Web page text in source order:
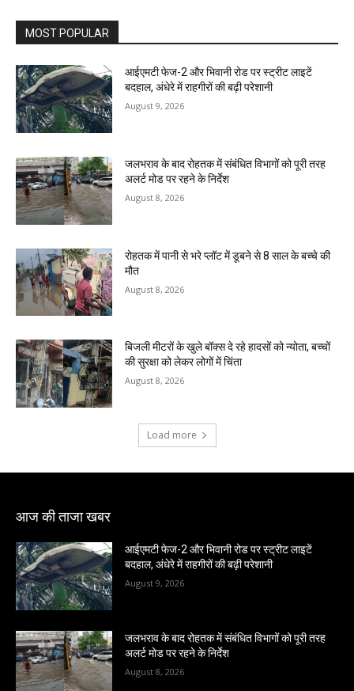
MOST POPULAR
आईएमटी फेज-2 और भिवानी रोड पर स्ट्रीट लाइटें
बदहाल, अंधेरे में राहगीरों की बढ़ी परेशानी
August 9, 2026
जलभराव के बाद रोहतक में संबंधित विभागों को पूरी तरह
अलर्ट मोड पर रहने के निर्देश
August 8, 2026
रोहतक में पानी से भरे प्लॉट में डूबने से 8 साल के बच्चे की
मौत
August 8, 2026
बिजली मीटरों के खुले बॉक्स दे रहे हादसों को न्योता, बच्चों
की सुरक्षा को लेकर लोगों में चिंता
August 8, 2026
Load more
आज की ताजा खबर
आईएमटी फेज-2 और भिवानी रोड पर स्ट्रीट लाइटें
बदहाल, अंधेरे में राहगीरों की बढ़ी परेशानी
August 9, 2026
जलभराव के बाद रोहतक में संबंधित विभागों को पूरी तरह
अलर्ट मोड पर रहने के निर्देश
August 8, 2026